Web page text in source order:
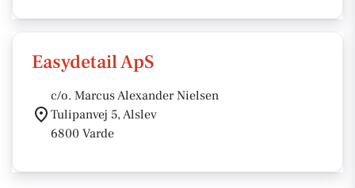
Easydetail ApS
c/o. Marcus Alexander Nielsen
Tulipanvej 5, Alslev
6800 Varde